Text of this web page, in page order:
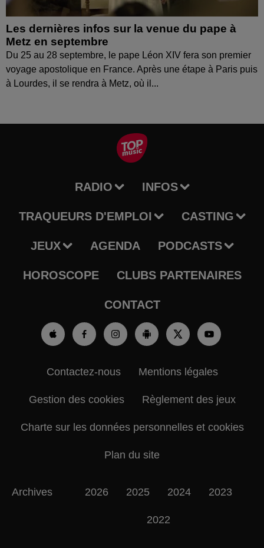
Les dernières infos sur la venue du pape à
Metz en septembre
Du 25 au 28 septembre, le pape Léon XIV fera son premier
voyage apostolique en France. Après une étape à Paris puis
à Lourdes, il se rendra à Metz, où il...
RADIO INFOS
TRAQUEURS D'EMPLOI CASTING
JEUX AGENDA PODCASTS
HOROSCOPE CLUBS PARTENAIRES
CONTACT
Contactez-nous Mentions légales
Gestion des cookies Règlement des jeux
Charte sur les données personnelles et cookies
Plan du site
Archives 2026 2025 2024 2023
2022